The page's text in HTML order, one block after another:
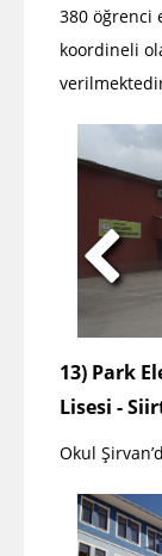
380 öğrenci
koordineli
13) Park
Lisesi -
Okul